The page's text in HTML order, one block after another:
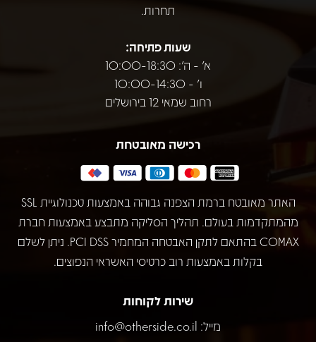
תחרות.
שעות פתיחה:
א' - ה': 10:00-18:30
ו' - 10:00-14:30
רחוב שמאי 12 בירושלים
רכישה מאובטחת
האתר מאובטח ברמת הצפנה גבוהה באמצעות טכנולוגיית SSL
מהמתקדמות בעולם. תהליך הסליקה מתבצע באמצעות חברת
COMAX בהתאם לתקן האבטחה המחמיר PCI DSS. ניתן לשלם
בקלות באמצעות רוב כרטיסי האשראי הנפוצים.
שירות לקוחות
מייל: info@otherside.co.il